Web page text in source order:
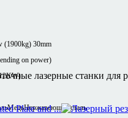
(1900kg) 30mm
on power)
МедьНержавеющая сталь
лазерные станки для